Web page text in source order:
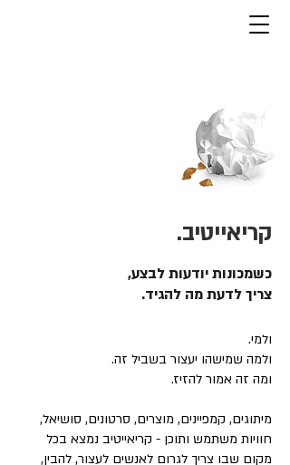
קריאייטיב.
כשמכונות יודעות לבצע,
צריך לדעת מה להגיד.
ולמי.
ולמה שמישהו יעצור בשביל זה.
ומה זה אמור להזיז.
מיתוגים, קמפיינים, מוצרים, סרטונים, סושיאל,
חוויות משתמש ותוכן - קריאייטיב נמצא בכל
מקום שבו צריך לגרום לאנשים לעצור, להבין,